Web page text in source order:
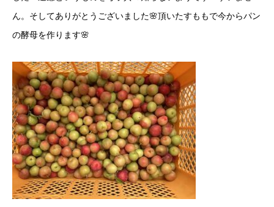
ん。そしてありがとうございました🌸頂いたすももで今からパン
の酵母を作ります🌸